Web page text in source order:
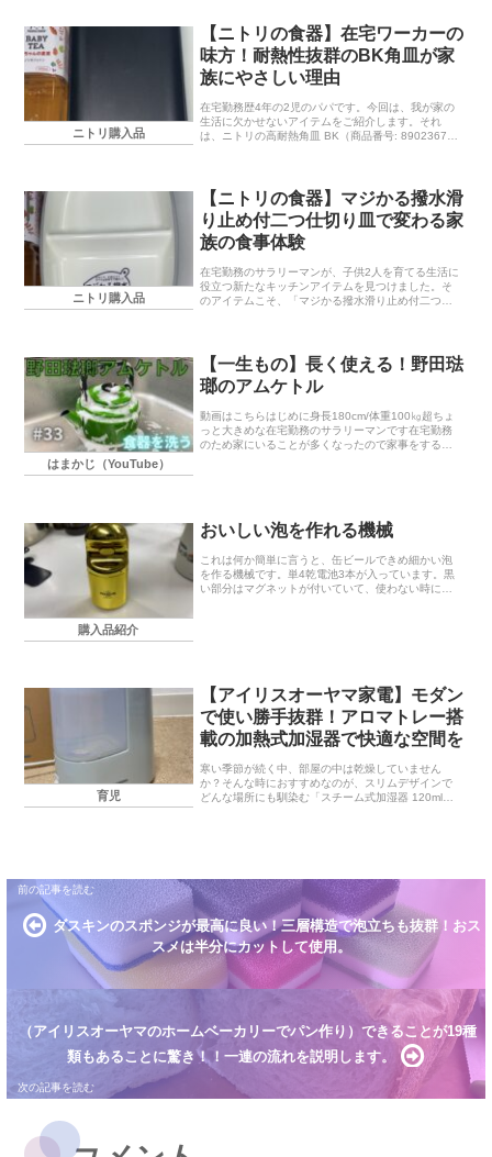
ニトリ購入品
【ニトリの食器】在宅ワーカーの
味方！耐熱性抜群のBK角皿が家
族にやさしい理由
在宅勤務歴4年の2児のパパです。今回は、我が家の
生活に欠かせないアイテムをご紹介します。それ
は、ニトリの高耐熱角皿 BK（商品番号: 8902367）
ニトリ購入品
【ニトリの食器】マジかる撥水滑
り止め付二つ仕切り皿で変わる家
族の食事体験
在宅勤務のサラリーマンが、子供2人を育てる生活に
役立つ新たなキッチンアイテムを見つけました。そ
のアイテムこそ、「マジかる撥水滑り止め付二つ仕
はまかじ（YouTube）
【一生もの】長く使える！野田琺
瑯のアムケトル
動画はこちらはじめに身長180cm/体重100㎏超ちょ
っと大きめな在宅勤務のサラリーマンです在宅勤務
のため家にいることが多くなったので家事をするよ
購入品紹介
おいしい泡を作れる機械
これは何か簡単に言うと、缶ビールできめ細かい泡
を作る機械です。単4乾電池3本が入っています。黒
い部分はマグネットが付いていて、使わない時に冷
育児
【アイリスオーヤマ家電】モダン
で使い勝手抜群！アロマトレー搭
載の加熱式加湿器で快適な空間を
寒い季節が続く中、部屋の中は乾燥していません
か？そんな時におすすめなのが、スリムデザインで
どんな場所にも馴染む「スチーム式加湿器 120ml
ダスキンのスポンジが最高に良い！三層構造で泡立ちも抜群！おス
スメは半分にカットして使用。
（アイリスオーヤマのホームベーカリーでパン作り）できることが19種
類もあることに驚き！！一連の流れを説明します。